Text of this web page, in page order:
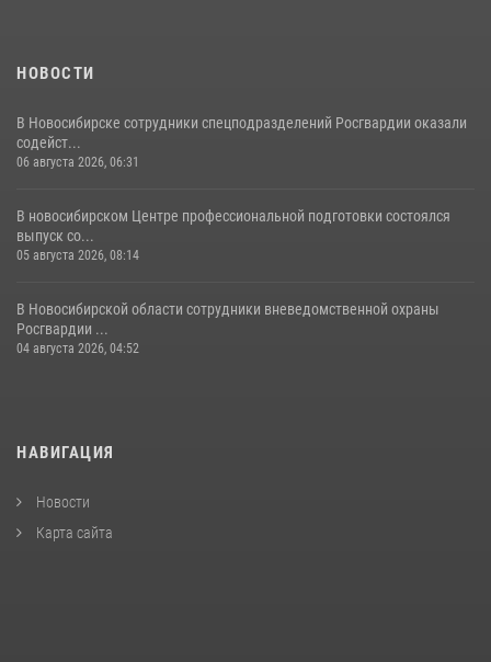
НОВОСТИ
В Новосибирске сотрудники спецподразделений Росгвардии оказали
содейст...
06 августа 2026, 06:31
В новосибирском Центре профессиональной подготовки состоялся
выпуск со...
05 августа 2026, 08:14
В Новосибирской области сотрудники вневедомственной охраны
Росгвардии ...
04 августа 2026, 04:52
НАВИГАЦИЯ
Новости
Карта сайта